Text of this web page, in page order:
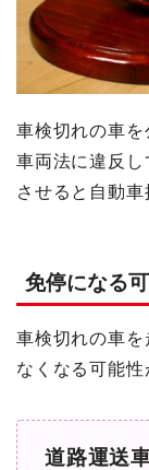
車検切れの車
車両法に違反
させると自動車
免停になる
車検切れの車を
なくなる可能性
道路運送